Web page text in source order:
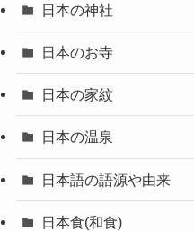
日本の神社
日本のお寺
日本の家紋
日本の温泉
日本語の語源や由来
日本食(和食)